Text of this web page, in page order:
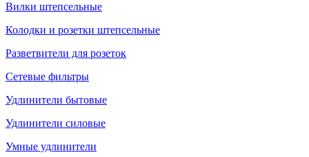
Вилки штепсельные
Колодки и розетки штепсельные
Разветвители для розеток
Сетевые фильтры
Удлинители бытовые
Удлинители силовые
Умные удлинители